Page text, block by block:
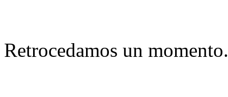
Retrocedamos un momento.